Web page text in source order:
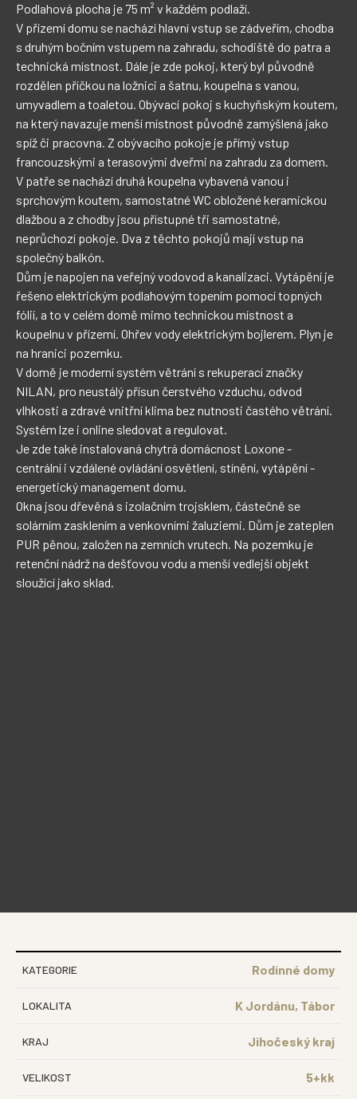
Podlahová plocha je 75 m² v každém podlaží.
V přízemí domu se nachází hlavní vstup se zádveřím, chodba
s druhým bočním vstupem na zahradu, schodiště do patra a
technická místnost. Dále je zde pokoj, který byl původně
rozdělen příčkou na ložnici a šatnu, koupelna s vanou,
umyvadlem a toaletou. Obývací pokoj s kuchyňským koutem,
na který navazuje menší místnost původně zamýšlená jako
spíž či pracovna. Z obývacího pokoje je přímý vstup
francouzskými a terasovými dveřmi na zahradu za domem.
V patře se nachází druhá koupelna vybavená vanou i
sprchovým koutem, samostatné WC obložené keramickou
dlažbou a z chodby jsou přístupné tři samostatné,
neprůchozí pokoje. Dva z těchto pokojů mají vstup na
společný balkón.
Dům je napojen na veřejný vodovod a kanalizaci. Vytápění je
řešeno elektrickým podlahovým topením pomocí topných
fólií, a to v celém domě mimo technickou místnost a
koupelnu v přízemí. Ohřev vody elektrickým bojlerem. Plyn je
na hranici pozemku.
V domě je moderní systém větrání s rekuperací značky
NILAN, pro neustálý přísun čerstvého vzduchu, odvod
vlhkosti a zdravé vnitřní klima bez nutnosti častého větrání.
Systém lze i online sledovat a regulovat.
Je zde také instalovaná chytrá domácnost Loxone -
centrální i vzdálené ovládání osvětlení, stínění, vytápění -
energetický management domu.
Okna jsou dřevěná s izolačním trojsklem, částečně se
solárním zasklením a venkovními žaluziemi. Dům je zateplen
PUR pěnou, založen na zemních vrutech. Na pozemku je
retenční nádrž na dešťovou vodu a menší vedlejší objekt
sloužící jako sklad.
KATEGORIE Rodinné domy
LOKALITA K Jordánu, Tábor
KRAJ Jihočeský kraj
VELIKOST 5+kk